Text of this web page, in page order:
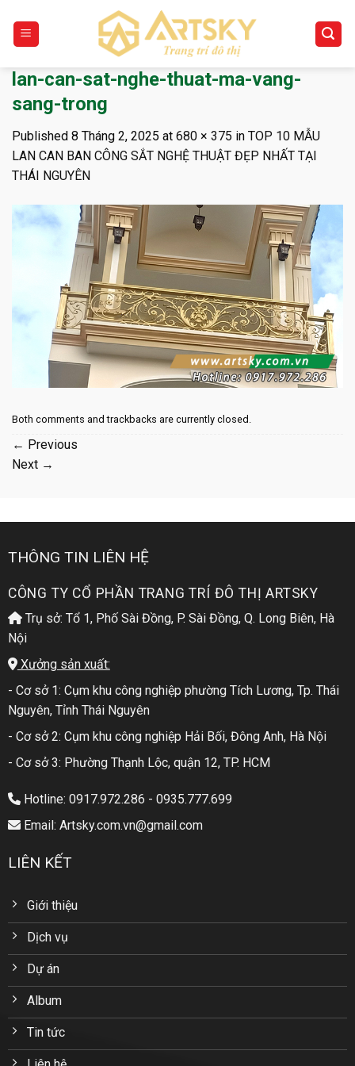
content
lan-can-sat-nghe-thuat-ma-vang-
sang-trong
Published 8 Tháng 2, 2025 at 680 × 375 in TOP 10 MẪU
LAN CAN BAN CÔNG SẮT NGHỆ THUẬT ĐẸP NHẤT TẠI
THÁI NGUYÊN
Both comments and trackbacks are currently closed.
← Previous
Next →
THÔNG TIN LIÊN HỆ
CÔNG TY CỔ PHẦN TRANG TRÍ ĐÔ THỊ ARTSKY
Trụ sở: Tổ 1, Phố Sài Đồng, P. Sài Đồng, Q. Long Biên, Hà
Nội
Xưởng sản xuất:
- Cơ sở 1: Cụm khu công nghiệp phường Tích Lương, Tp. Thái
Nguyên, Tỉnh Thái Nguyên
- Cơ sở 2: Cụm khu công nghiệp Hải Bối, Đông Anh, Hà Nội
- Cơ sở 3: Phường Thạnh Lộc, quận 12, TP. HCM
Hotline: 0917.972.286 - 0935.777.699
Email: Artsky.com.vn@gmail.com
LIÊN KẾT
Giới thiệu
Dịch vụ
Dự án
Album
Tin tức